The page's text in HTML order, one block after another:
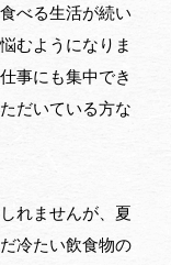
べる生活が続い
むようになりま
事にも集中でき
だいている方な
れませんが、夏
冷たい飲食物の